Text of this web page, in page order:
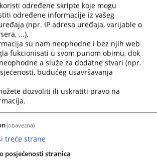
određene skripte koje mogu
određene informacije iz vašeg
(npr. IP adresa uređaja, varijable o
...).
su nam neophodne i bez njih web
fukcionisati u svom punom obimu, dok
a služe za dodatne stvari (npr.
budućeg usavršavanja
dozvoliti ili uskratiti pravo na
(obavezna)
treće strane
posjećenosti stranica